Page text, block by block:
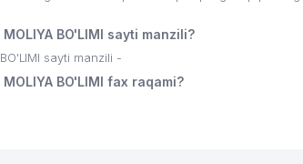
MOLIYA BO'LIMI sayti manzili?
BO'LIMI sayti manzili -
MOLIYA BO'LIMI fax raqami?